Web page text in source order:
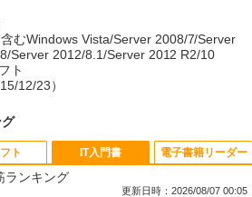
むWindows Vista/Server 2008/7/Server
Server 2012/8.1/Server 2012 R2/10
ト
12/23）
ト IT入門書
ランキング
更新日時：2026/08/07 00:05
電子書籍リーダー